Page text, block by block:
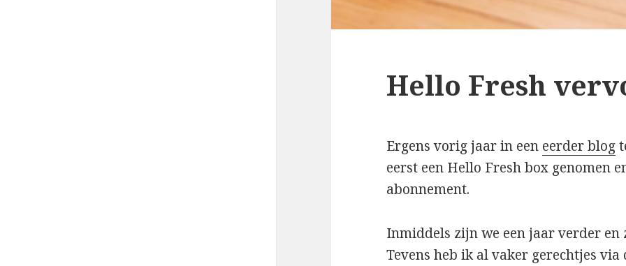
Hello Fresh
Ergens vorig jaar in een eerder blog
eerst een Hello Fresh box genomen
abonnement.
Inmiddels zijn we een jaar verder
Tevens heb ik al vaker gerechtjes via